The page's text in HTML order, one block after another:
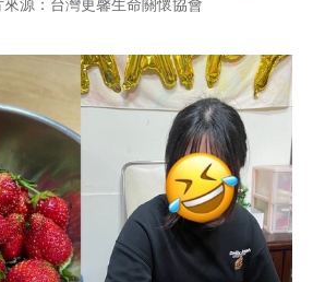
源：台灣更馨生命關懷協會